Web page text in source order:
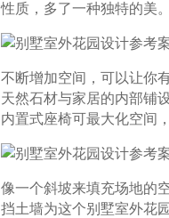
性质，多了一种独特的美。
不断增加空间，可以让你
天然石材与家居的内部铺
内置式座椅可最大化空间
像一个斜坡来填充场地的
挡土墙为这个别墅室外花